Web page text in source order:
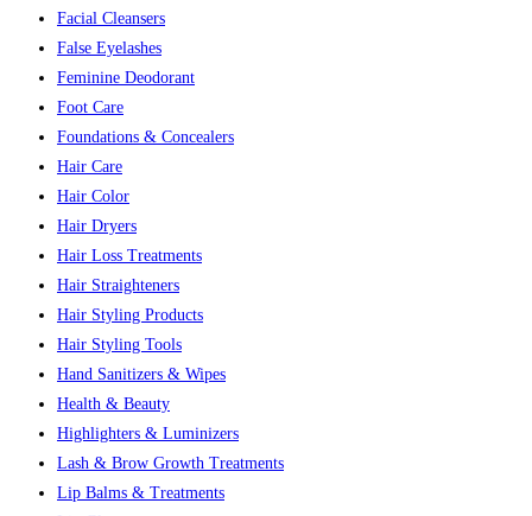
Facial Cleansers
False Eyelashes
Feminine Deodorant
Foot Care
Foundations & Concealers
Hair Care
Hair Color
Hair Dryers
Hair Loss Treatments
Hair Straighteners
Hair Styling Products
Hair Styling Tools
Hand Sanitizers & Wipes
Health & Beauty
Highlighters & Luminizers
Lash & Brow Growth Treatments
Lip Balms & Treatments